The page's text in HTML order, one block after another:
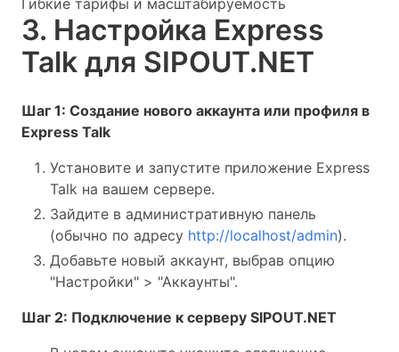
Гибкие тарифы и масштабируемость
3. Настройка Express
Talk для SIPOUT.NET
Шаг 1: Создание нового аккаунта или профиля в
Express Talk
Установите и запустите приложение Express
Talk на вашем сервере.
Зайдите в административную панель
(обычно по адресу http://localhost/admin).
Добавьте новый аккаунт, выбрав опцию
"Настройки" > "Аккаунты".
Шаг 2: Подключение к серверу SIPOUT.NET